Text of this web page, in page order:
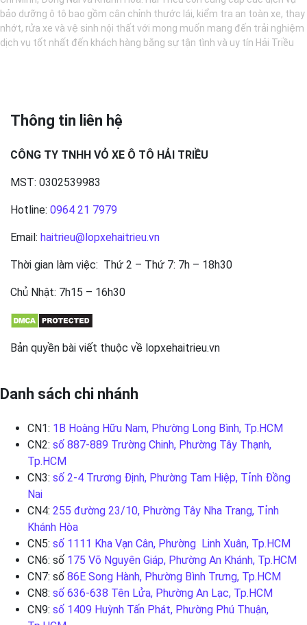
bảo dưỡng ô tô bao gồm cân chỉnh thước lái, kiểm tra an toàn xe, thay
nhớt, rửa xe và vệ sinh nội thất với mong muốn mang đến trải nghiệm
dịch vụ tốt nhất đến khách hàng bằng sự tận tình và uy tín Hải Triều
Thông tin liên hệ
CÔNG TY TNHH VỎ XE Ô TÔ HẢI TRIỀU
MST: 0302539983
Hotline: 0964 21 7979
Email: haitrieu@lopxehaitrieu.vn
Thời gian làm việc: Thứ 2 – Thứ 7: 7h – 18h30
Chủ Nhật: 7h15 – 16h30
Bản quyền bài viết thuộc về lopxehaitrieu.vn
Danh sách chi nhánh
CN1: 1B Hoàng Hữu Nam, Phường Long Bình, Tp.HCM
CN2: số 887-889 Trường Chinh, Phường Tây Thạnh,
Tp.HCM
CN3: số 2-4 Trương Định, Phường Tam Hiệp, Tỉnh Đồng
Nai
CN4: 255 đường 23/10, Phường Tây Nha Trang, Tỉnh
Khánh Hòa
CN5: số 1111 Kha Vạn Cân, Phường Linh Xuân, Tp.HCM
CN6: số 175 Võ Nguyên Giáp, Phường An Khánh, Tp.HCM
CN7: số 86E Song Hành, Phường Bình Trưng, Tp.HCM
CN8: số 636-638 Tên Lửa, Phường An Lạc, Tp.HCM
CN9: số 1409 Huỳnh Tấn Phát, Phường Phú Thuận,